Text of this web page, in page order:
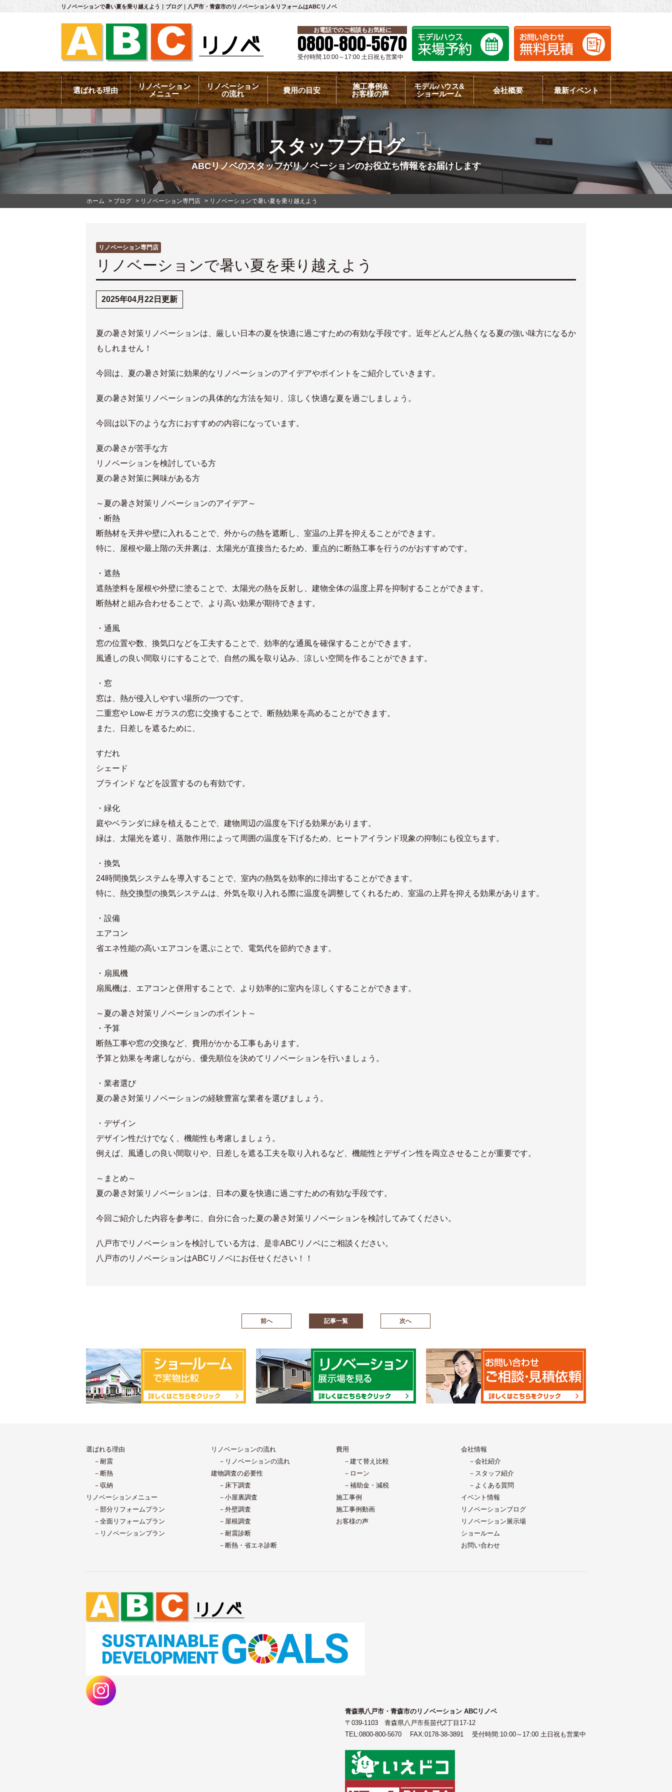
リノベーションで暑い夏を乗り越えよう｜ブログ｜八戸市・青森市のリノベーション＆リフォームはABCリノベ
お電話でのご相談もお気軽に
0800-800-5670
受付時間.10:00～17:00 土日祝も営業中
選ばれる理由
リノベーション
メニュー
リノベーション
の流れ
費用の目安
施工事例&
お客様の声
モデルハウス&
ショールーム
会社概要 最新イベント
スタッフブログ
ABCリノベのスタッフがリノベーションのお役立ち情報をお届けします
ホーム > ブログ > リノベーション専門店 > リノベーションで暑い夏を乗り越えよう
リノベーション専門店
リノベーションで暑い夏を乗り越えよう
2025年04月22日更新
夏の暑さ対策リノベーションは、厳しい日本の夏を快適に過ごすための有効な手段です。近年どんどん熱くなる夏の強い味方になるか
もしれません！
今回は、夏の暑さ対策に効果的なリノベーションのアイデアやポイントをご紹介していきます。
夏の暑さ対策リノベーションの具体的な方法を知り、涼しく快適な夏を過ごしましょう。
今回は以下のような方におすすめの内容になっています。
夏の暑さが苦手な方
リノベーションを検討している方
夏の暑さ対策に興味がある方
～夏の暑さ対策リノベーションのアイデア～
・断熱
断熱材を天井や壁に入れることで、外からの熱を遮断し、室温の上昇を抑えることができます。
特に、屋根や最上階の天井裏は、太陽光が直接当たるため、重点的に断熱工事を行うのがおすすめです。
・遮熱
遮熱塗料を屋根や外壁に塗ることで、太陽光の熱を反射し、建物全体の温度上昇を抑制することができます。
断熱材と組み合わせることで、より高い効果が期待できます。
・通風
窓の位置や数、換気口などを工夫することで、効率的な通風を確保することができます。
風通しの良い間取りにすることで、自然の風を取り込み、涼しい空間を作ることができます。
・窓
窓は、熱が侵入しやすい場所の一つです。
二重窓や Low-E ガラスの窓に交換することで、断熱効果を高めることができます。
また、日差しを遮るために、
すだれ
シェード
ブラインド などを設置するのも有効です。
・緑化
庭やベランダに緑を植えることで、建物周辺の温度を下げる効果があります。
緑は、太陽光を遮り、蒸散作用によって周囲の温度を下げるため、ヒートアイランド現象の抑制にも役立ちます。
・換気
24時間換気システムを導入することで、室内の熱気を効率的に排出することができます。
特に、熱交換型の換気システムは、外気を取り入れる際に温度を調整してくれるため、室温の上昇を抑える効果があります。
・設備
エアコン
省エネ性能の高いエアコンを選ぶことで、電気代を節約できます。
・扇風機
扇風機は、エアコンと併用することで、より効率的に室内を涼しくすることができます。
～夏の暑さ対策リノベーションのポイント～
・予算
断熱工事や窓の交換など、費用がかかる工事もあります。
予算と効果を考慮しながら、優先順位を決めてリノベーションを行いましょう。
・業者選び
夏の暑さ対策リノベーションの経験豊富な業者を選びましょう。
・デザイン
デザイン性だけでなく、機能性も考慮しましょう。
例えば、風通しの良い間取りや、日差しを遮る工夫を取り入れるなど、機能性とデザイン性を両立させることが重要です。
～まとめ～
夏の暑さ対策リノベーションは、日本の夏を快適に過ごすための有効な手段です。
今回ご紹介した内容を参考に、自分に合った夏の暑さ対策リノベーションを検討してみてください。
八戸市でリノベーションを検討している方は、是非ABCリノベにご相談ください。
八戸市のリノベーションはABCリノベにお任せください！！
前へ 記事一覧 次へ
選ばれる理由
－耐震
－断熱
－収納
リノベーションメニュー
－部分リフォームプラン
－全面リフォームプラン
－リノベーションプラン
リノベーションの流れ
－リノベーションの流れ
建物調査の必要性
－床下調査
－小屋裏調査
－外壁調査
－屋根調査
－耐震診断
－断熱・省エネ診断
費用
－建て替え比較
－ローン
－補助金・減税
施工事例
施工事例動画
お客様の声
会社情報
－会社紹介
－スタッフ紹介
－よくある質問
イベント情報
リノベーションブログ
リノベーション展示場
ショールーム
お問い合わせ
青森県八戸市・青森市のリノベーション ABCリノベ
〒039-1103 青森県八戸市長苗代2丁目17-12
TEL:0800-800-5670 FAX:0178-38-3891 受付時間:10:00～17:00 土日祝も営業中